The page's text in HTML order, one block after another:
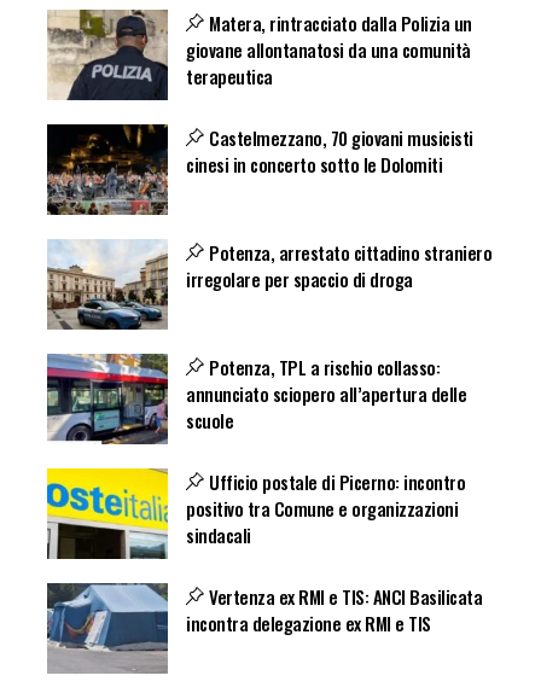
Matera, rintracciato dalla Polizia un
giovane allontanatosi da una comunità
terapeutica
Castelmezzano, 70 giovani musicisti
cinesi in concerto sotto le Dolomiti
Potenza, arrestato cittadino straniero
irregolare per spaccio di droga
Potenza, TPL a rischio collasso:
annunciato sciopero all’apertura delle
scuole
Ufficio postale di Picerno: incontro
positivo tra Comune e organizzazioni
sindacali
Vertenza ex RMI e TIS: ANCI Basilicata
incontra delegazione ex RMI e TIS